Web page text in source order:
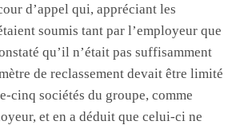
d’appel qui, appréciant les
soumis tant par l’employeur que
qu’il n’était pas suffisamment
de reclassement devait être limité
cinq sociétés du groupe, comme
et en a déduit que celui-ci ne